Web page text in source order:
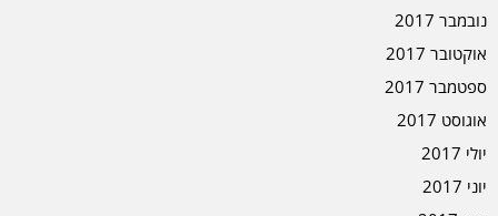
נובמבר 2017
אוקטובר 2017
ספטמבר 2017
אוגוסט 2017
יולי 2017
יוני 2017